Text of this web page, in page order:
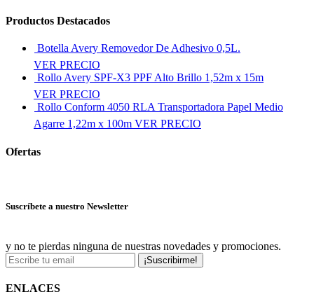
Productos Destacados
Botella Avery Removedor De Adhesivo 0,5L.
VER PRECIO
Rollo Avery SPF-X3 PPF Alto Brillo 1,52m x 15m
VER PRECIO
Rollo Conform 4050 RLA Transportadora Papel Medio
Agarre 1,22m x 100m VER PRECIO
Ofertas
Suscríbete a nuestro Newsletter
y no te pierdas ninguna de nuestras novedades y promociones.
¡Suscribirme!
ENLACES